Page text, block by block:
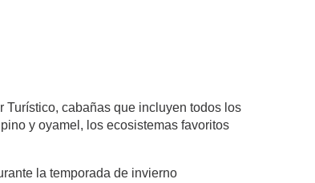
Turístico, cabañas que incluyen todos los
y oyamel, los ecosistemas favoritos
la temporada de invierno